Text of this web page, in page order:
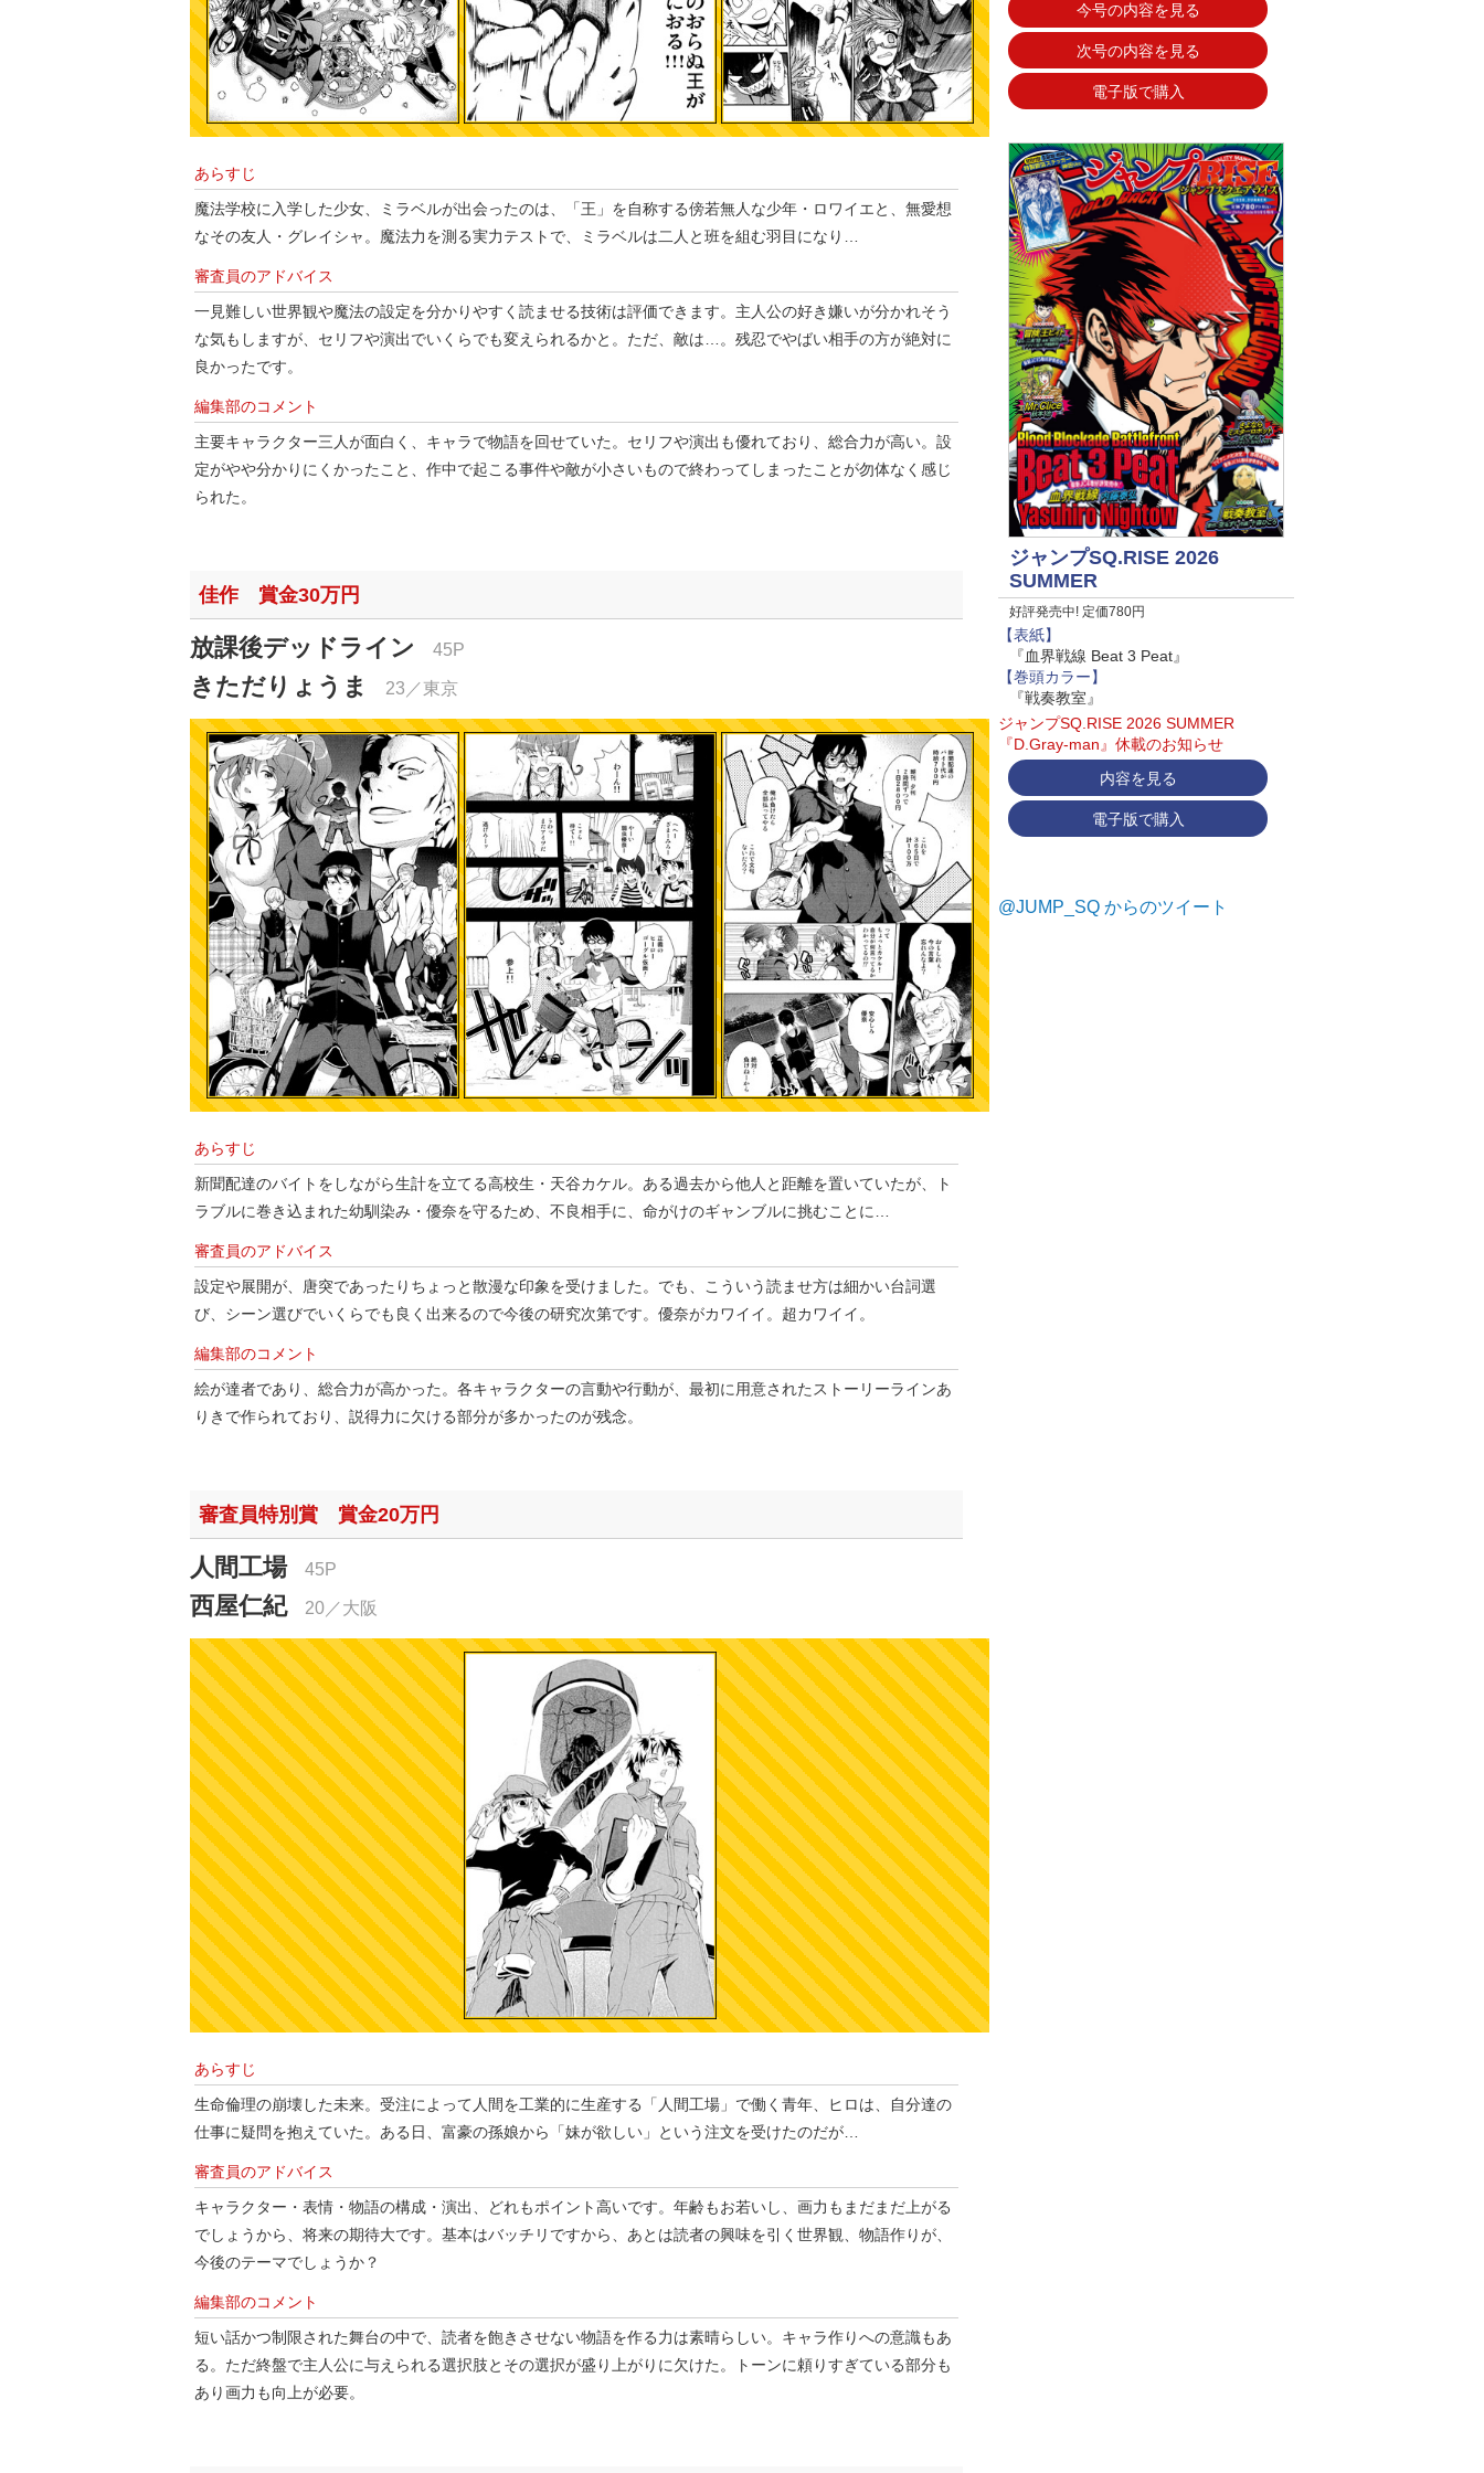
あらすじ
魔法学校に入学した少女、ミラベルが出会ったのは、「王」を自称する傍若無人な少年・ロワイエと、無愛想
なその友人・グレイシャ。魔法力を測る実力テストで、ミラベルは二人と班を組む羽目になり…
審査員のアドバイス
一見難しい世界観や魔法の設定を分かりやすく読ませる技術は評価できます。主人公の好き嫌いが分かれそう
な気もしますが、セリフや演出でいくらでも変えられるかと。ただ、敵は…。残忍でやばい相手の方が絶対に
良かったです。
編集部のコメント
主要キャラクター三人が面白く、キャラで物語を回せていた。セリフや演出も優れており、総合力が高い。設
定がやや分かりにくかったこと、作中で起こる事件や敵が小さいもので終わってしまったことが勿体なく感じ
られた。
佳作 賞金30万円
放課後デッドライン 45P
きただりょうま 23／東京
あらすじ
新聞配達のバイトをしながら生計を立てる高校生・天谷カケル。ある過去から他人と距離を置いていたが、ト
ラブルに巻き込まれた幼馴染み・優奈を守るため、不良相手に、命がけのギャンブルに挑むことに…
審査員のアドバイス
設定や展開が、唐突であったりちょっと散漫な印象を受けました。でも、こういう読ませ方は細かい台詞選
び、シーン選びでいくらでも良く出来るので今後の研究次第です。優奈がカワイイ。超カワイイ。
編集部のコメント
絵が達者であり、総合力が高かった。各キャラクターの言動や行動が、最初に用意されたストーリーラインあ
りきで作られており、説得力に欠ける部分が多かったのが残念。
審査員特別賞 賞金20万円
人間工場45P
西屋仁紀20／大阪
あらすじ
生命倫理の崩壊した未来。受注によって人間を工業的に生産する「人間工場」で働く青年、ヒロは、自分達の
仕事に疑問を抱えていた。ある日、富豪の孫娘から「妹が欲しい」という注文を受けたのだが…
審査員のアドバイス
キャラクター・表情・物語の構成・演出、どれもポイント高いです。年齢もお若いし、画力もまだまだ上がる
でしょうから、将来の期待大です。基本はバッチリですから、あとは読者の興味を引く世界観、物語作りが、
今後のテーマでしょうか？
編集部のコメント
短い話かつ制限された舞台の中で、読者を飽きさせない物語を作る力は素晴らしい。キャラ作りへの意識もあ
る。ただ終盤で主人公に与えられる選択肢とその選択が盛り上がりに欠けた。トーンに頼りすぎている部分も
あり画力も向上が必要。
今号の内容を見る
次号の内容を見る
電子版で購入
ジャンプSQ.RISE 2026
SUMMER
好評発売中! 定価780円
【表紙】
『血界戦線 Beat 3 Peat』
【巻頭カラー】
『戦奏教室』
ジャンプSQ.RISE 2026 SUMMER
『D.Gray-man』休載のお知らせ
内容を見る
電子版で購入
@JUMP_SQ からのツイート